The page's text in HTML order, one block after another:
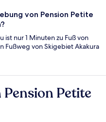
von Pension Petite
ist nur 1 Minuten zu Fuß von
Fußweg von Skigebiet Akakura
Petite